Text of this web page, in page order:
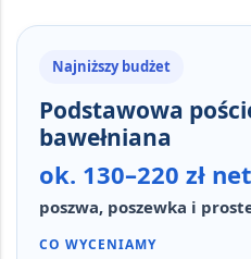
Najniższy budżet
Podstawowa
bawełniana
ok. 130–220 zł
poszwa, poszewka i
CO WYCENIAMY